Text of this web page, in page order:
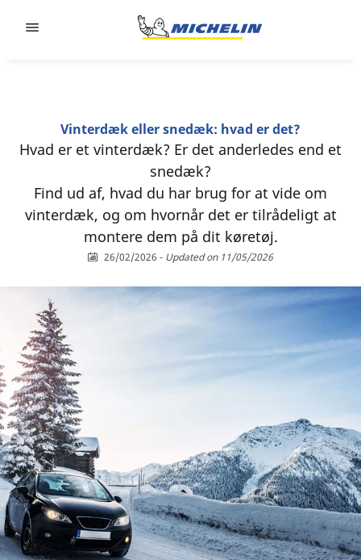
Vinterdæk eller snedæk: hvad er det?
Hvad er et vinterdæk? Er det anderledes end et
snedæk?
Find ud af, hvad du har brug for at vide om
vinterdæk, og om hvornår det er tilrådeligt at
montere dem på dit køretøj.
26/02/2026 - Updated on 11/05/2026